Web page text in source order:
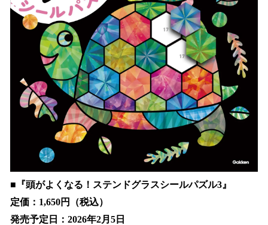
■『頭がよくなる！ステンドグラスシールパズル3』
定価：1,650円（税込）
発売予定日：2026年2月5日